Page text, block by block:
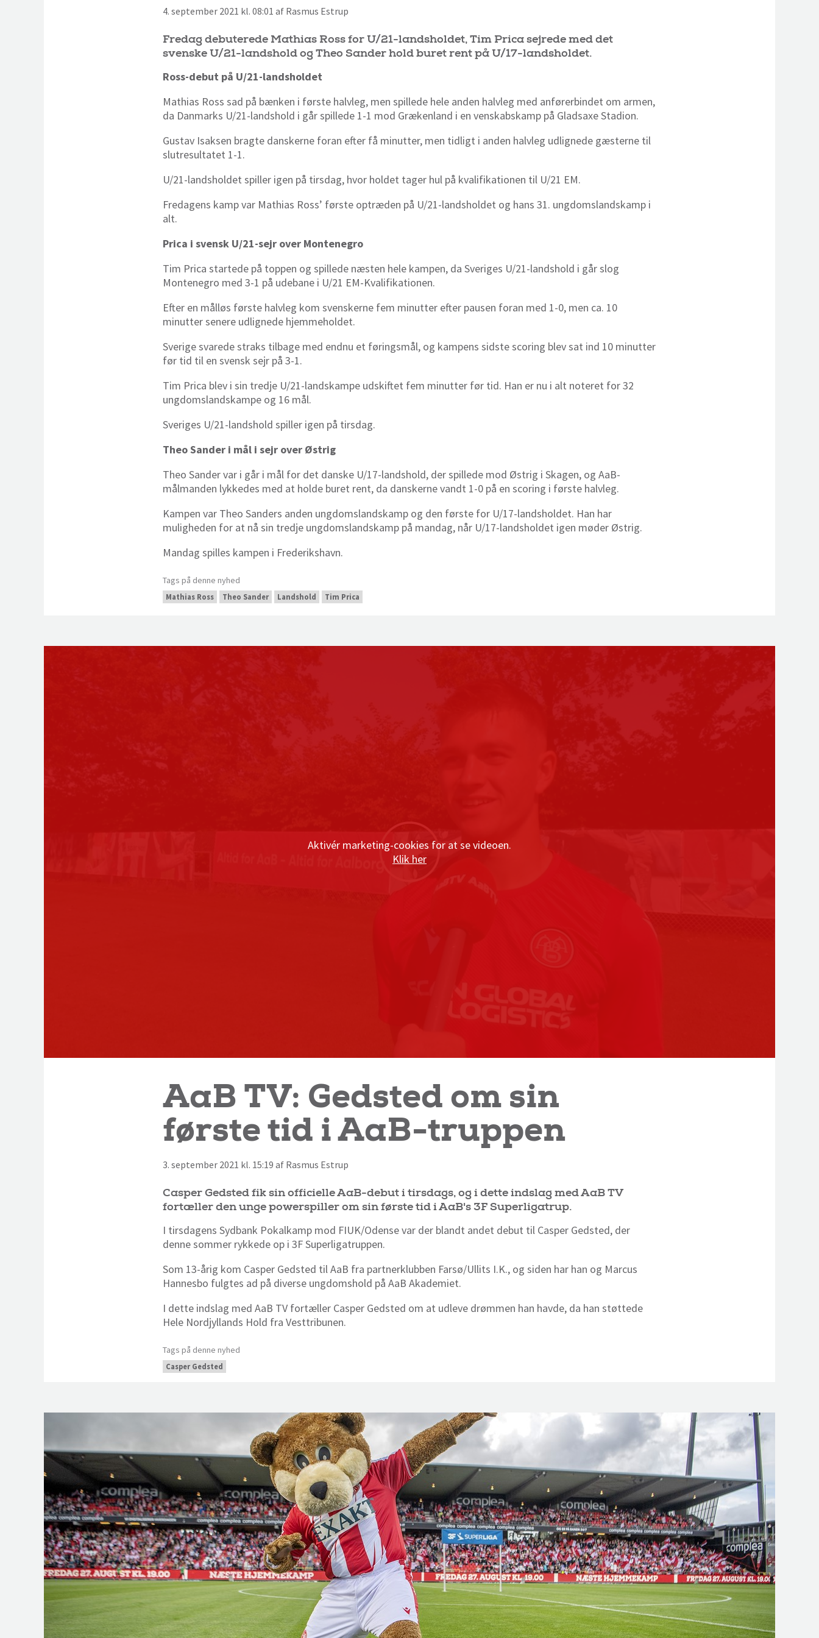
4. september 2021 kl. 08:01 af Rasmus Estrup
Fredag debuterede Mathias Ross for U/21-landsholdet, Tim Prica sejrede med det
svenske U/21-landshold og Theo Sander hold buret rent på U/17-landsholdet.
Ross-debut på U/21-landsholdet
Mathias Ross sad på bænken i første halvleg, men spillede hele anden halvleg med anførerbindet om armen,
da Danmarks U/21-landshold i går spillede 1-1 mod Grækenland i en venskabskamp på Gladsaxe Stadion.
Gustav Isaksen bragte danskerne foran efter få minutter, men tidligt i anden halvleg udlignede gæsterne til
slutresultatet 1-1.
U/21-landsholdet spiller igen på tirsdag, hvor holdet tager hul på kvalifikationen til U/21 EM.
Fredagens kamp var Mathias Ross’ første optræden på U/21-landsholdet og hans 31. ungdomslandskamp i
alt.
Prica i svensk U/21-sejr over Montenegro
Tim Prica startede på toppen og spillede næsten hele kampen, da Sveriges U/21-landshold i går slog
Montenegro med 3-1 på udebane i U/21 EM-Kvalifikationen.
Efter en målløs første halvleg kom svenskerne fem minutter efter pausen foran med 1-0, men ca. 10
minutter senere udlignede hjemmeholdet.
Sverige svarede straks tilbage med endnu et føringsmål, og kampens sidste scoring blev sat ind 10 minutter
før tid til en svensk sejr på 3-1.
Tim Prica blev i sin tredje U/21-landskampe udskiftet fem minutter før tid. Han er nu i alt noteret for 32
ungdomslandskampe og 16 mål.
Sveriges U/21-landshold spiller igen på tirsdag.
Theo Sander i mål i sejr over Østrig
Theo Sander var i går i mål for det danske U/17-landshold, der spillede mod Østrig i Skagen, og AaB-
målmanden lykkedes med at holde buret rent, da danskerne vandt 1-0 på en scoring i første halvleg.
Kampen var Theo Sanders anden ungdomslandskamp og den første for U/17-landsholdet. Han har
muligheden for at nå sin tredje ungdomslandskamp på mandag, når U/17-landsholdet igen møder Østrig.
Mandag spilles kampen i Frederikshavn.
Tags på denne nyhed
Mathias Ross Theo Sander Landshold Tim Prica
Aktivér marketing-cookies for at se videoen.
Klik her
AaB TV: Gedsted om sin
første tid i AaB-truppen
3. september 2021 kl. 15:19 af Rasmus Estrup
Casper Gedsted fik sin officielle AaB-debut i tirsdags, og i dette indslag med AaB TV
fortæller den unge powerspiller om sin første tid i AaB's 3F Superligatrup.
I tirsdagens Sydbank Pokalkamp mod FIUK/Odense var der blandt andet debut til Casper Gedsted, der
denne sommer rykkede op i 3F Superligatruppen.
Som 13-årig kom Casper Gedsted til AaB fra partnerklubben Farsø/Ullits I.K., og siden har han og Marcus
Hannesbo fulgtes ad på diverse ungdomshold på AaB Akademiet.
I dette indslag med AaB TV fortæller Casper Gedsted om at udleve drømmen han havde, da han støttede
Hele Nordjyllands Hold fra Vesttribunen.
Tags på denne nyhed
Casper Gedsted